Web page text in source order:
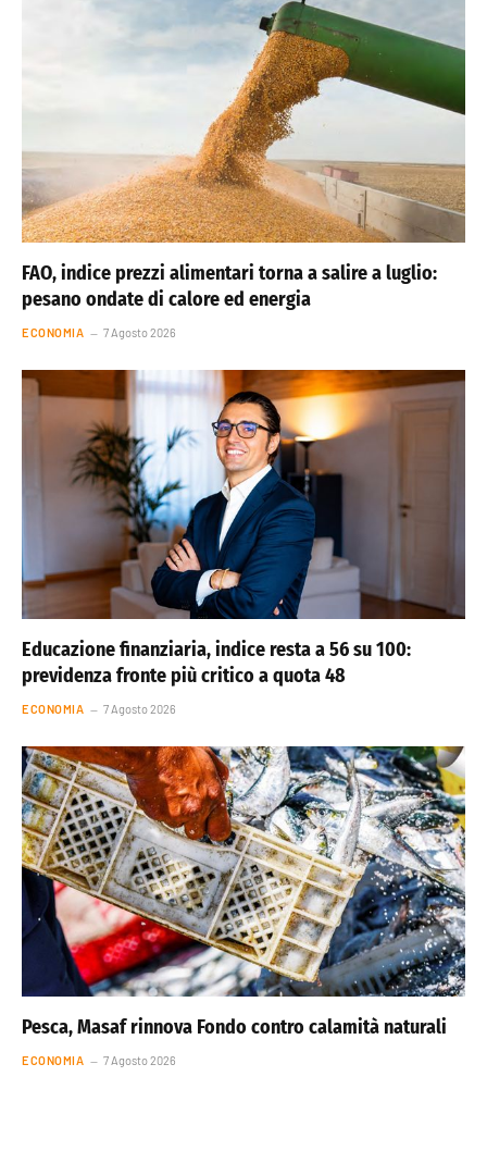
FAO, indice prezzi alimentari torna a salire a luglio:
pesano ondate di calore ed energia
ECONOMIA 7 Agosto 2026
Educazione finanziaria, indice resta a 56 su 100:
previdenza fronte più critico a quota 48
ECONOMIA 7 Agosto 2026
Pesca, Masaf rinnova Fondo contro calamità naturali
ECONOMIA 7 Agosto 2026